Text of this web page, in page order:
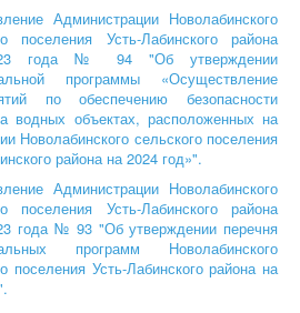
Администрации Новолабинского
поселения Усть-Лабинского района
года № 94 "Об утверждении
программы «Осуществление
по обеспечению безопасности
водных объектах, расположенных на
Новолабинского сельского поселения
района на 2024 год»".
Администрации Новолабинского
поселения Усть-Лабинского района
года № 93 "Об утверждении перечня
программ Новолабинского
поселения Усть-Лабинского района на